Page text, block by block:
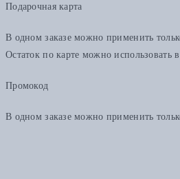
Подарочная карта
В одном заказе можно применить
Остаток по карте можно использовать в
Промокод
В одном заказе можно применить